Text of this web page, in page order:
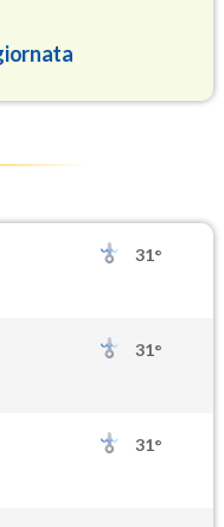
94.0
31°
31°
31°